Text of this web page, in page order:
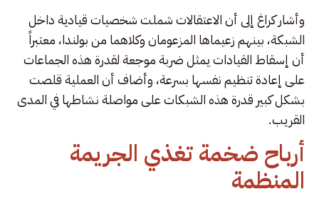
وأشار كراغ إلى أن الاعتقالات شملت شخصيات قيادية داخل
الشبكة، بينهم زعيماها المزعومان وكلاهما من بولندا، معتبراً
أن إسقاط القيادات يمثل ضربة موجعة لقدرة هذه الجماعات
على إعادة تنظيم نفسها بسرعة، وأضاف أن العملية قلصت
بشكل كبير قدرة هذه الشبكات على مواصلة نشاطها في المدى
القريب.
أرباح ضخمة تغذي الجريمة
المنظمة